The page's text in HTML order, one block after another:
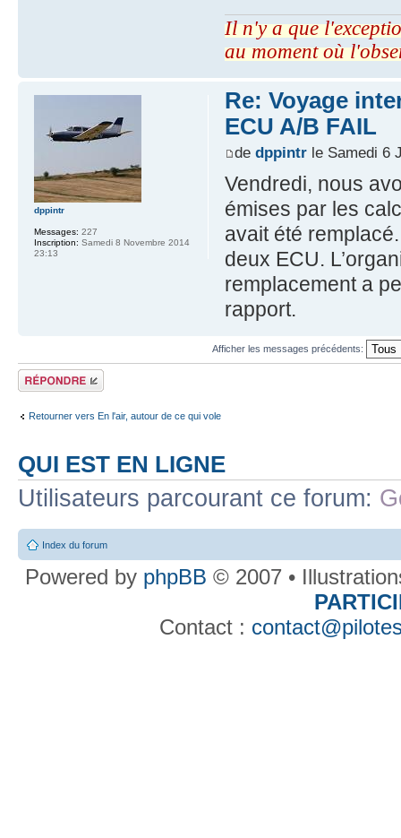
Il n'y a que
au moment où
Re: Voyage
ECU A/B FAIL
de dppintrle Samedi 6
Vendredi, nous
émises par les
avait été
deux ECU.
remplacement a
rapport.
dppintr
Messages: 227
Inscription: Samedi 8 Novembre 2014
23:13
Afficher les messages précédents:
Répondre
Retourner vers En l'air, autour de ce qui vole
QUI EST EN LIGNE
Utilisateurs parcourant ce forum:
Index du forum
Powered by phpBB © 2007 •
Contact :